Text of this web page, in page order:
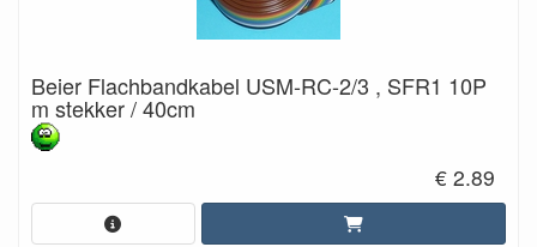
Beier Flachbandkabel USM-RC-2/3 , SFR1 10P
m stekker / 40cm
€ 2.89